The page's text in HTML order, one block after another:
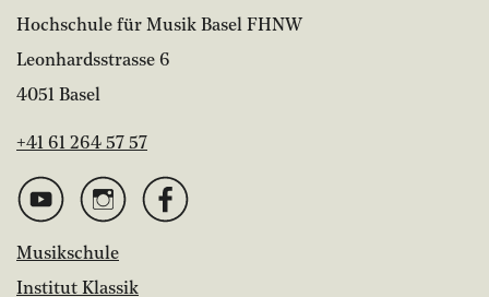
Hochschule für Musik Basel FHNW
Leonhardsstrasse 6
4051 Basel
+41 61 264 57 57
Musikschule
Institut Klassik